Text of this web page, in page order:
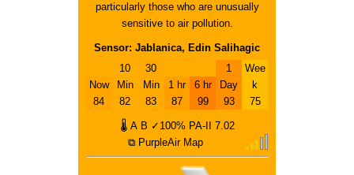
particularly those who are unusually
sensitive to air pollution.
Sensor: Jablanica, Edin Salihagic
Now
84
10
Min
82
30
Min
83
1 hr
87
6 hr
99
1
Day
93
Wee
k
75
🌡 A B ✓100% PA-II
7.02
⧉ PurpleAir Map